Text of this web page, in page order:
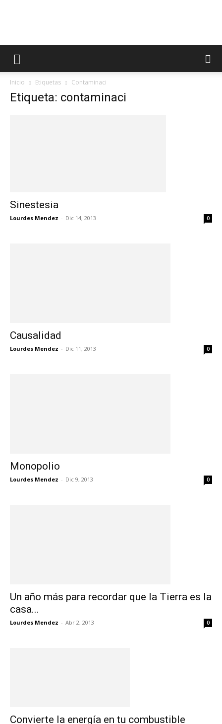
Inicio Etiquetas Contaminaci
Etiqueta: contaminaci
Sinestesia
Lourdes Mendez - Dic 14, 2013 0
Causalidad
Lourdes Mendez - Dic 11, 2013 0
Monopolio
Lourdes Mendez - Dic 9, 2013 0
Un año más para recordar que la Tierra es la
casa...
Lourdes Mendez - Abr 2, 2013 0
Convierte la energía en tu combustible